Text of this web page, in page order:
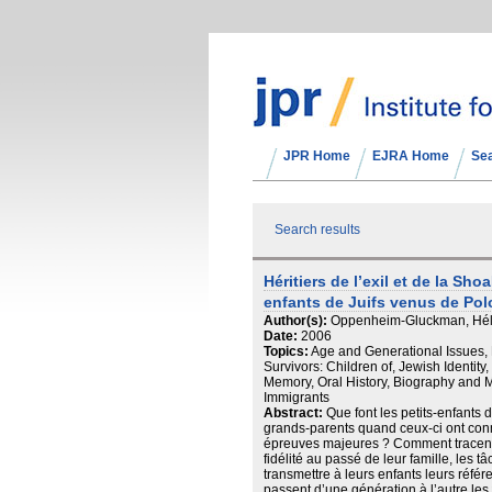
JPR Home EJRA Home
Search results
Héritiers de l’exil et de la
enfants de Juifs venus de
Author(s): Oppenheim-Gluckman,
Date: 2006
Topics: Age and Generational
Survivors: Children of, Jewish
Memory, Oral History, Biography and
Immigrants
Abstract: Que font les petits-enfants
grands-parents quand ceux-ci ont
épreuves majeures ? Comment
fidélité au passé de leur famille, les
transmettre à leurs enfants leurs